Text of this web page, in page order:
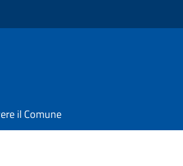
il Comune